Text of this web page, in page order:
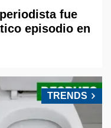
fue
episodio en
TRENDS